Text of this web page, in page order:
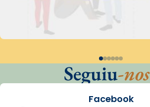
Seguiu-nos
Facebook